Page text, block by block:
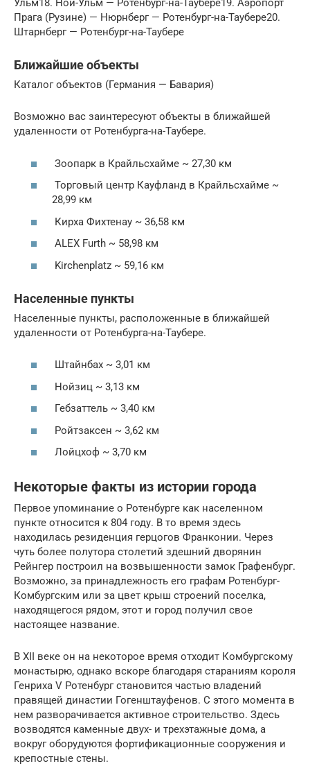
Ульм18. Ной-Ульм — Ротенбург-на-Таубере19. Аэропорт
Прага (Рузине) — Нюрнберг — Ротенбург-на-Таубере20.
Штарнберг — Ротенбург-на-Таубере
Ближайшие объекты
Каталог объектов (Германия — Бавария)
Возможно вас заинтересуют объекты в ближайшей
удаленности от Ротенбурга-на-Таубере.
Зоопарк в Крайльсхайме ~ 27,30 км
Торговый центр Кауфланд в Крайльсхайме ~
28,99 км
Кирха Фихтенау ~ 36,58 км
ALEX Furth ~ 58,98 км
Kirchenplatz ~ 59,16 км
Населенные пункты
Населенные пункты, расположенные в ближайшей
удаленности от Ротенбурга-на-Таубере.
Штайнбах ~ 3,01 км
Нойзиц ~ 3,13 км
Гебзаттель ~ 3,40 км
Ройтзаксен ~ 3,62 км
Лойцхоф ~ 3,70 км
Некоторые факты из истории города
Первое упоминание о Ротенбурге как населенном
пункте относится к 804 году. В то время здесь
находилась резиденция герцогов Франконии. Через
чуть более полутора столетий здешний дворянин
Рейнгер построил на возвышенности замок Графенбург.
Возможно, за принадлежность его графам Ротенбург-
Комбургским или за цвет крыш строений поселка,
находящегося рядом, этот и город получил свое
настоящее название.
В XII веке он на некоторое время отходит Комбургскому
монастырю, однако вскоре благодаря стараниям короля
Генриха V Ротенбург становится частью владений
правящей династии Гогенштауфенов. С этого момента в
нем разворачивается активное строительство. Здесь
возводятся каменные двух- и трехэтажные дома, а
вокруг оборудуются фортификационные сооружения и
крепостные стены.